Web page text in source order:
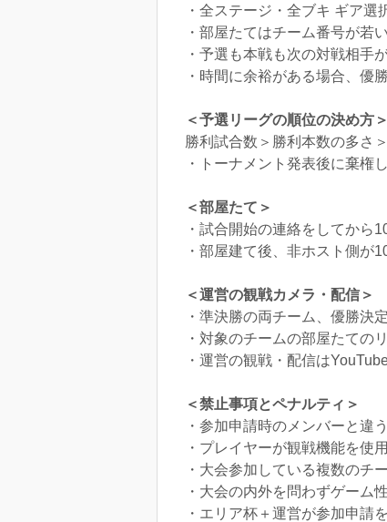
・全ステージ・全ブキ ギア選
・部屋たてはチーム番号が若
・予選も本戦も次の対戦相手
・時間に余裕がある場合、優
＜予選リーグの順位の決め方＞
勝利試合数＞勝利本数の多さ
・トーナメント発表後に棄権
＜部屋たて＞
・試合開始の連絡をしてから
・部屋建て後、非ホスト側が
＜運営の観戦カメラ・配信＞
・準決勝の両チーム、優勝決
・対象のチームの部屋たての
・運営の観戦・配信は
＜禁止事項とペナルティ＞
・参加申請時のメンバーと
・プレイヤーが観戦機能を使
・大会参加している複数の
・大会の内外を問わずゲーム
・エリア杯＋運営が参加申請